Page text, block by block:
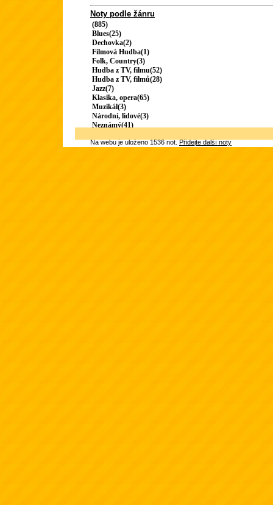
Noty podle žánru
(885)
Blues(25)
Dechovka(2)
Filmová Hudba(1)
Folk, Country(3)
Hudba z TV, filmu(52)
Hudba z TV, filmů(28)
Jazz(7)
Klasika, opera(65)
Muzikál(3)
Národní, lidové(3)
Neznámý(41)
Na webu je uloženo 1536 not.Přidejte další noty